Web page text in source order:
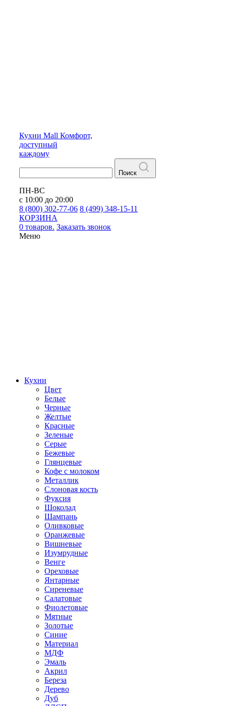
Кухни Mall Комфорт,
доступный
каждому
Поиск
ПН-ВС
с 10:00 до 20:00
8 (800) 302-77-06 8 (499) 348-15-11
КОРЗИНА
0 товаров. Заказать звонок
Меню
Кухни
Цвет
Белые
Черные
Желтые
Красные
Зеленые
Серые
Бежевые
Глянцевые
Кофе с молоком
Металлик
Слоновая кость
Фуксия
Шоколад
Шампань
Оливковые
Оранжевые
Вишневые
Изумрудные
Венге
Ореховые
Янтарные
Сиреневые
Салатовые
Фиолетовые
Мятные
Золотые
Синие
Материал
МДФ
Эмаль
Акрил
Береза
Дерево
Дуб